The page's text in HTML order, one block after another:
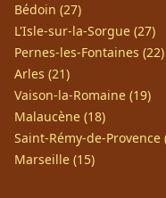
Bédoin (27)
L'Isle-sur-la-Sorgue (27)
Pernes-les-Fontaines (22)
Arles (21)
Vaison-la-Romaine (19)
Malaucène (18)
Saint-Rémy-de-Provence
Marseille (15)